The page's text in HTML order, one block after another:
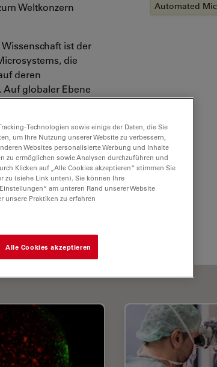
Weltkonzern
ist der
die
deren
Auf globaler Ebene
die alle zu
gehören:
Vertriebs- und
Der
Automated
Technologien sowie einige der Daten, die Sie
um Ihre Nutzung unserer Website zu verbessern,
Websites personalisierte Werbung und Inhalte
zu ermöglichen sowie Analysen durchzuführen und
Klicken auf „Alle Cookies akzeptieren“ stimmen Sie
zu (siehe Link unten). Sie können Ihre
am unteren Rand unserer Website
unsere Praktiken zu erfahren
Alle Cookies akzeptieren